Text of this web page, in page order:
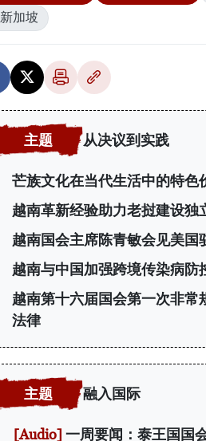
新加坡
从决议到实践
芒族文化在当代生活中的特色
越南革新经验助力老挝建设独
越南国会主席陈青敏会见美国
越南与中国加强跨境传染病防
越南第十六届国会第一次非常
法律
融入国际
一周要闻：泰王国国